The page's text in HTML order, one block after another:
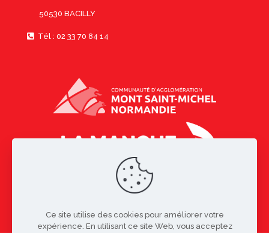
50530 BACILLY
Tél : 02 33 70 84 14
Ce site utilise des cookies pour améliorer votre
expérience. En utilisant ce site Web, vous acceptez